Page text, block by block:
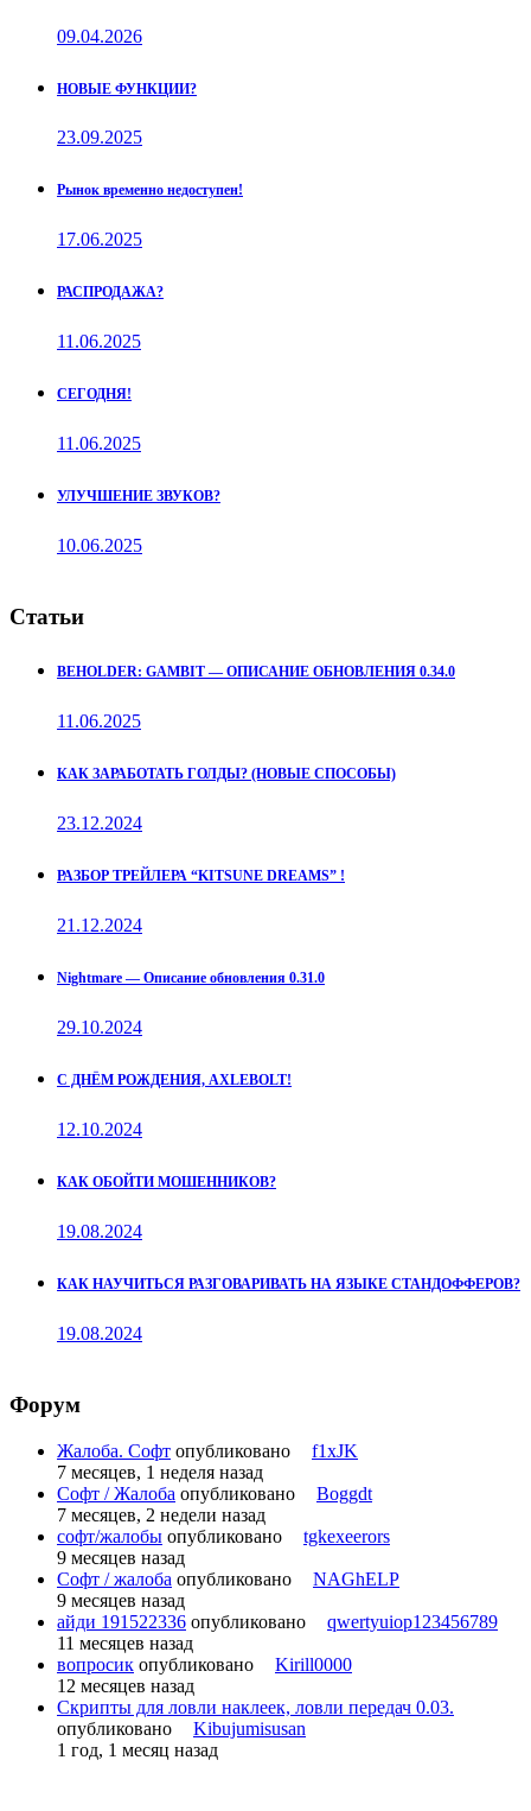
09.04.2026
НОВЫЕ ФУНКЦИИ?
23.09.2025
Рынок временно недоступен!
17.06.2025
РАСПРОДАЖА?
11.06.2025
СЕГОДНЯ!
11.06.2025
УЛУЧШЕНИЕ ЗВУКОВ?
10.06.2025
Статьи
BEHOLDER: GAMBIT — ОПИСАНИЕ ОБНОВЛЕНИЯ 0.34.0
11.06.2025
КАК ЗАРАБОТАТЬ ГОЛДЫ? (НОВЫЕ СПОСОБЫ)
23.12.2024
РАЗБОР ТРЕЙЛЕРА “KITSUNE DREAMS” !
21.12.2024
Nightmare — Описание обновления 0.31.0
29.10.2024
С ДНЁМ РОЖДЕНИЯ, AXLEBOLT!
12.10.2024
КАК ОБОЙТИ МОШЕННИКОВ?
19.08.2024
КАК НАУЧИТЬСЯ РАЗГОВАРИВАТЬ НА ЯЗЫКЕ СТАНДОФФЕРОВ?
19.08.2024
Форум
Жалоба. Софт опубликовано
f1xJK
7 месяцев, 1 неделя назад
Софт / Жалоба опубликовано
Boggdt
7 месяцев, 2 недели назад
софт/жалобы опубликовано
tgkexeerors
9 месяцев назад
Софт / жалоба опубликовано
NAGhELP
9 месяцев назад
айди 191522336 опубликовано
qwertyuiop123456789
11 месяцев назад
вопросик опубликовано
Kirill0000
12 месяцев назад
Скрипты для ловли наклеек, ловли передач 0.03.
опубликовано
Kibujumisusan
1 год, 1 месяц назад